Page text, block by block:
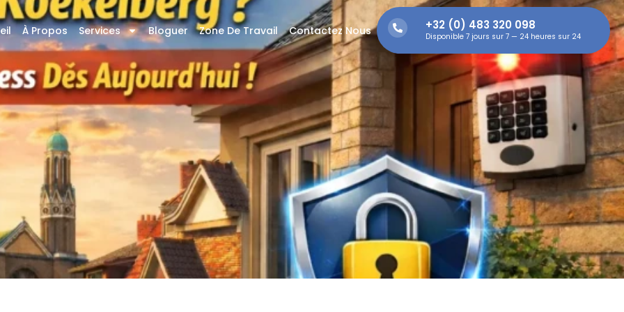
À Propos Services Bloguer Zone De Travail Contactez Nous +32 (0) 483 320 098
Disponible 7 jours sur 7 — 24 heures sur 24